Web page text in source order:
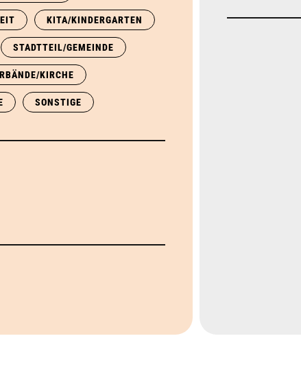
KITA/KINDERGARTEN
STADTTEIL/GEMEINDE
KIRCHE
SONSTIGE